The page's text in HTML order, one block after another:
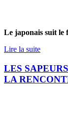
Le japonais suit le
Lire la suite
LES
LA